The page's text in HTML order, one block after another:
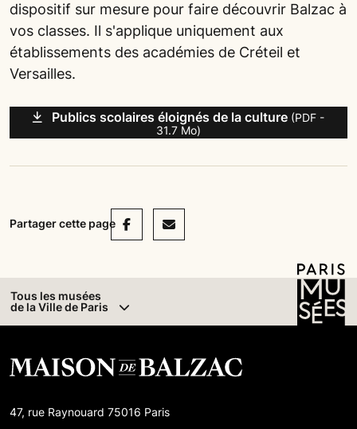
dispositif sur mesure pour faire découvrir Balzac à
vos classes. Il s'applique uniquement aux
établissements des académies de Créteil et
Versailles.
Publics scolaires éloignés de la culture (PDF -
31.7 Mo)
Partager cette pageFacebook
Mail
Tous les musées
de la Ville de Paris
47, rue Raynouard 75016 Paris